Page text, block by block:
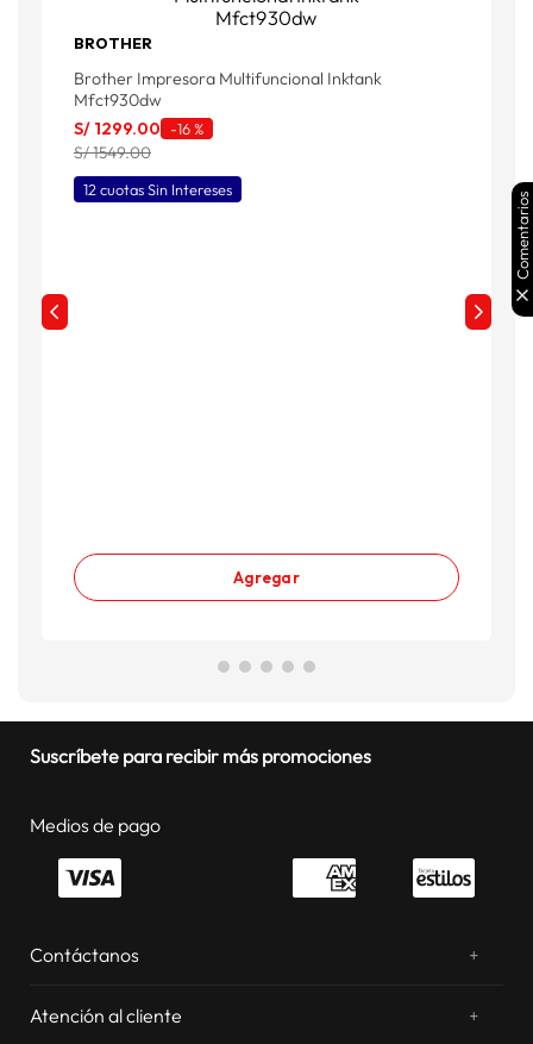
BROTHER
Brother Impresora Multifuncional Inktank
Mfct930dw
S/ 1299.00 -16 %
S/ 1549.00
12 cuotas Sin Intereses
Agregar
Suscríbete para recibir más promociones
Medios de pago
Contáctanos +
Atención al cliente
+
Comentarios